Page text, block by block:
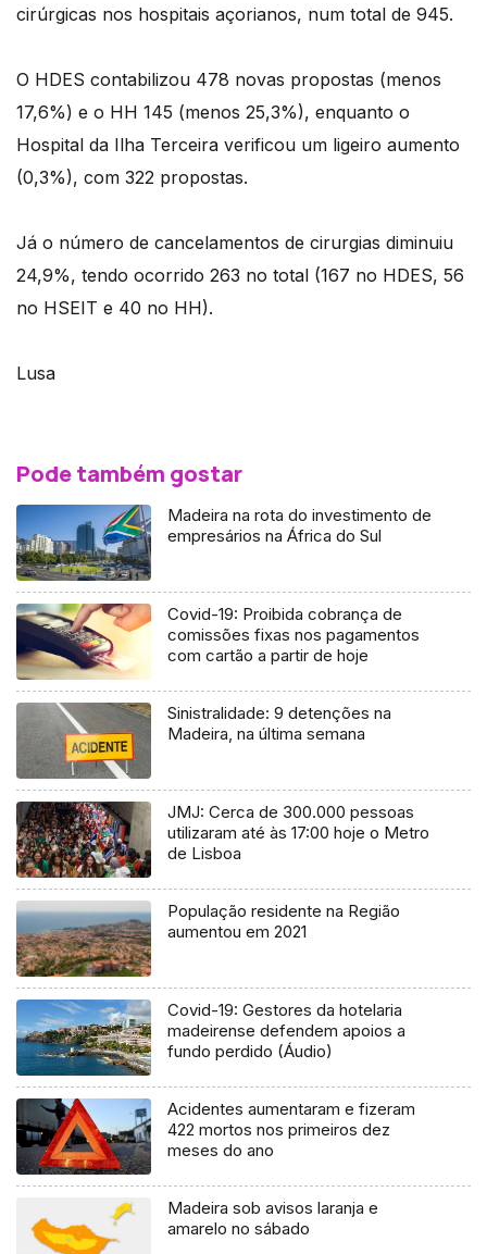
cirúrgicas nos hospitais açorianos, num total de 945.
O HDES contabilizou 478 novas propostas (menos
17,6%) e o HH 145 (menos 25,3%), enquanto o
Hospital da Ilha Terceira verificou um ligeiro aumento
(0,3%), com 322 propostas.
Já o número de cancelamentos de cirurgias diminuiu
24,9%, tendo ocorrido 263 no total (167 no HDES, 56
no HSEIT e 40 no HH).
Lusa
Pode também gostar
Madeira na rota do investimento de
empresários na África do Sul
Covid-19: Proibida cobrança de
comissões fixas nos pagamentos
com cartão a partir de hoje
Sinistralidade: 9 detenções na
Madeira, na última semana
JMJ: Cerca de 300.000 pessoas
utilizaram até às 17:00 hoje o Metro
de Lisboa
População residente na Região
aumentou em 2021
Covid-19: Gestores da hotelaria
madeirense defendem apoios a
fundo perdido (Áudio)
Acidentes aumentaram e fizeram
422 mortos nos primeiros dez
meses do ano
Madeira sob avisos laranja e
amarelo no sábado